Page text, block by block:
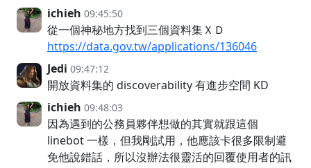
ichieh 09:45:50
從一個神秘地方找到三個資料集ＸＤ
https://data.gov.tw/applications/136046
Jedi 09:47:12
開放資料集的 discoverability 有進步空間 KD
ichieh 09:48:03
因為遇到的公務員夥伴想做的其實就跟這個
linebot 一樣，但我剛試用，他應該卡很多限制避
免他說錯話，所以沒辦法很靈活的回覆使用者的訊